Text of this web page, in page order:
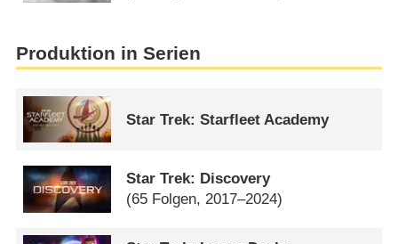
Produktion in Serien
Star Trek: Starfleet Academy
Star Trek: Discovery
(65 Folgen, 2017–2024)